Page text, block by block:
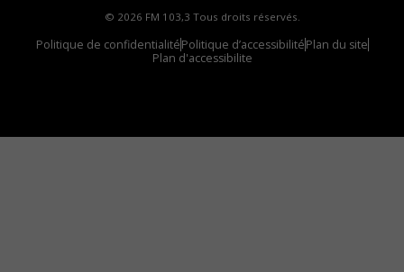
© 2026 FM 103,3 Tous droits réservés.
Politique de confidentialitéPolitique d’accessibilitéPlan du site
Plan d'accessibilite